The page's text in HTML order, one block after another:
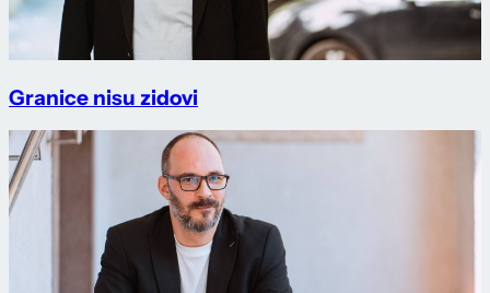
Granice nisu zidovi